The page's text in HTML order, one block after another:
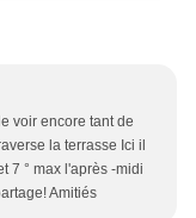
voir encore tant de
la terrasse Ici il
7 ° max l'après -midi
Amitiés